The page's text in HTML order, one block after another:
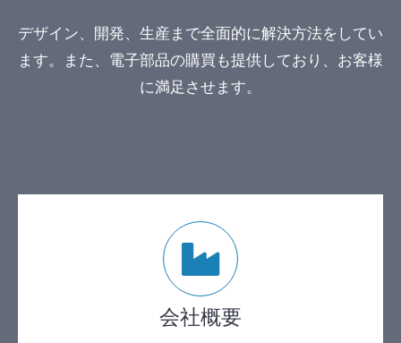
デザイン、開発、生産まで全面的に解決方法をしてい
ます。また、電子部品の購買も提供しており、お客様
に満足させます。
会社概要